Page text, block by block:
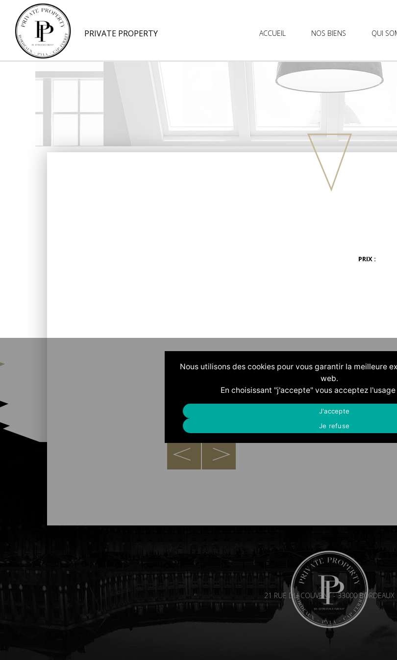
PRIVATE PROPERTY ACCUEIL NOS BIENS QUI
PRIX :
21 RUE DU COUVENT - 33000 BORDEAUX
Nous utilisons des cookies pour vous garantir la meilleure
web.
En choisissant "j'accepte" vous acceptez l'usage
J'accepte
Je refuse